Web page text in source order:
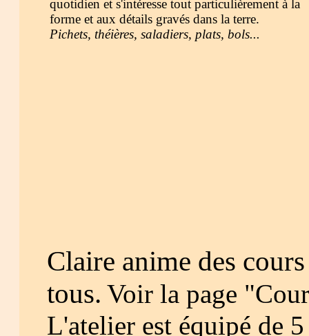
quotidien et s'intéresse tout particulièrement à la
forme et aux détails gravés dans la terre.
Pichets, théières, saladiers, plats, bols...
Claire anime des
tous. Voir la page
L'atelier est équipé de